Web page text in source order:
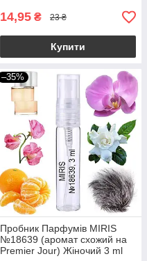
14,95 ₴ 23 ₴
Купити
–35%
Пробник Парфумів MIRIS
№18639 (аромат схожий на
Premier Jour) Жіночий 3 ml